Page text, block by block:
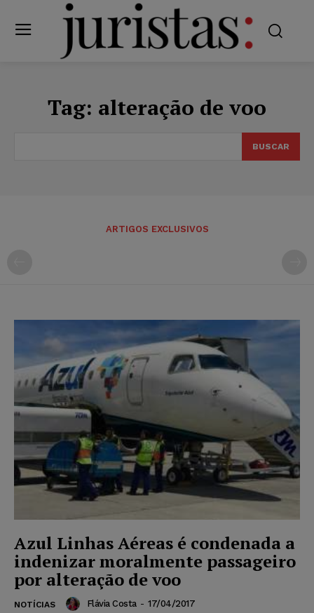
Tag: alteração de voo
BUSCAR
ARTIGOS EXCLUSIVOS
Azul Linhas Aéreas é condenada a
indenizar moralmente passageiro
por alteração de voo
NOTÍCIAS Flávia Costa - 17/04/2017